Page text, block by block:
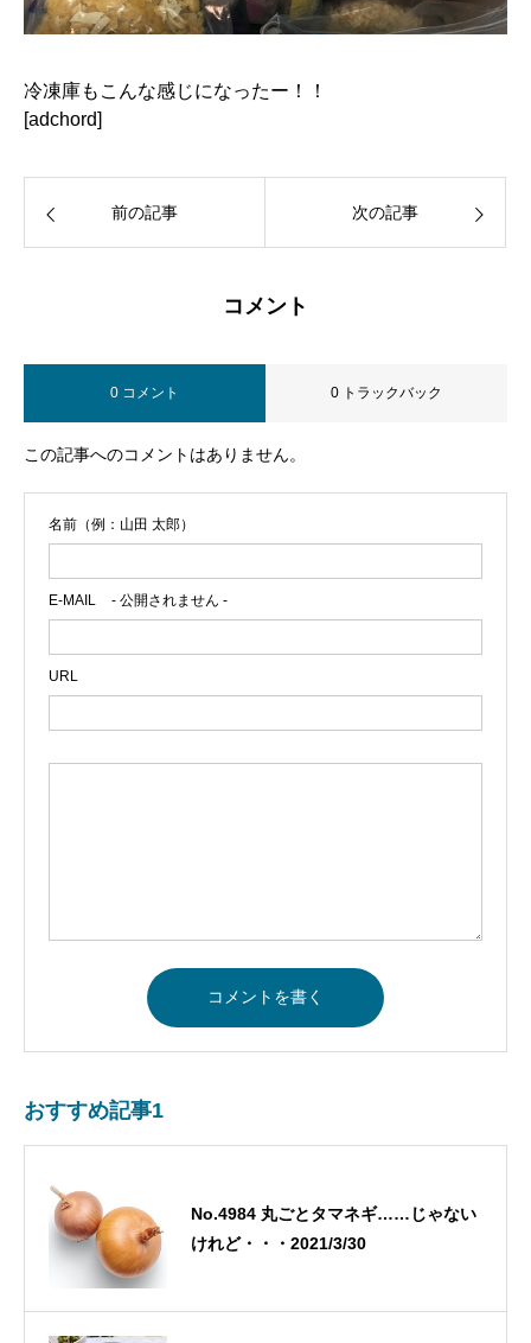
冷凍庫もこんな感じになったー！！
[adchord]
前の記事 次の記事
コメント
0 コメント 0 トラックバック
この記事へのコメントはありません。
名前（例：山田 太郎）
E-MAIL - 公開されません -
URL
おすすめ記事1
No.4984 丸ごとタマネギ……じゃない
けれど・・・2021/3/30